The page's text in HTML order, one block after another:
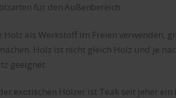
für den Außenbereich
Holz als Werkstoff im Freien verwenden,
Holz ist nicht gleich Holz und je
geeignet.
exotischen Hölzer ist Teak seit jeher